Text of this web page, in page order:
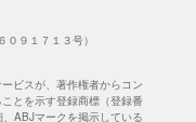
ビスが、著作権者からコン
とを示す登録商標（登録番
ABJマークを掲示している